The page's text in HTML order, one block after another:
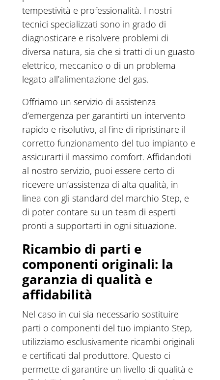
tempestività e professionalità. I nostri
tecnici specializzati sono in grado di
diagnosticare e risolvere problemi di
diversa natura, sia che si tratti di un guasto
elettrico, meccanico o di un problema
legato all’alimentazione del gas.
Offriamo un servizio di assistenza
d’emergenza per garantirti un intervento
rapido e risolutivo, al fine di ripristinare il
corretto funzionamento del tuo impianto e
assicurarti il massimo comfort. Affidandoti
al nostro servizio, puoi essere certo di
ricevere un’assistenza di alta qualità, in
linea con gli standard del marchio Step, e
di poter contare su un team di esperti
pronti a supportarti in ogni situazione.
Ricambio di parti e
componenti originali: la
garanzia di qualità e
affidabilità
Nel caso in cui sia necessario sostituire
parti o componenti del tuo impianto Step,
utilizziamo esclusivamente ricambi originali
e certificati dal produttore. Questo ci
permette di garantire un livello di qualità e